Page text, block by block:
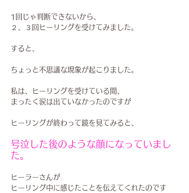
1回じゃ判断できないから、
２、３回ヒーリングを受けてみました。
すると、
ちょっと不思議な現象が起こりました。
私は、ヒーリングを受けている間、
まったく涙は出ていなかったのですが
ヒーリングが終わって鏡を見てみると、
号泣した後のような顔になっていまし
た。
ヒーラーさんが
ヒーリング中に感じたことを伝えてくれたのです